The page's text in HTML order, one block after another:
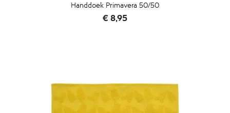
Handdoek Primavera 50/50
Prijs
€ 8,95